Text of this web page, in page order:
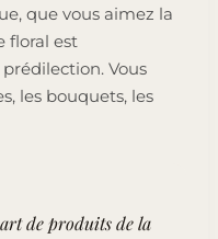
que vous aimez la
floral est
Vous
les bouquets, les
de produits de la